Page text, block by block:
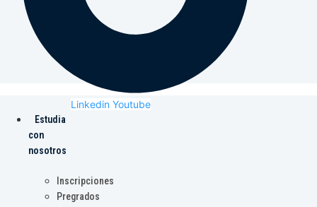
Linkedin Youtube
Estudia
con
nosotros
Inscripciones
Pregrados